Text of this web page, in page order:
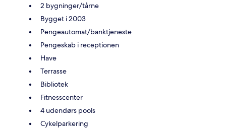
2 bygninger/tårne
Bygget i 2003
Pengeautomat/banktjeneste
Pengeskab i receptionen
Have
Terrasse
Bibliotek
Fitnesscenter
4 udendørs pools
Cykelparkering